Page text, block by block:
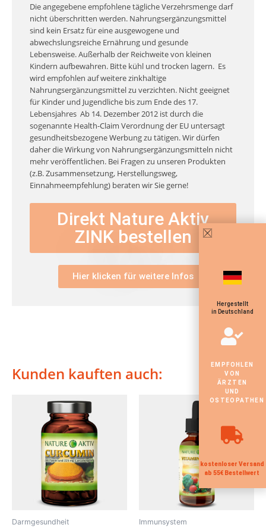
Die angegebene empfohlene tägliche Verzehrsmenge darf
nicht überschritten werden. Nahrungsergänzungsmittel
sind kein Ersatz für eine ausgewogene und
abwechslungsreiche Ernährung und gesunde
Lebensweise. Außerhalb der Reichweite von kleinen
Kindern aufbewahren. Bitte kühl und trocken lagern. Es
wird empfohlen auf weitere zinkhaltige
Nahrungsergänzungsmittel zu verzichten. Nicht geeignet
für Kinder und Jugendliche bis zum Ende des 17.
Lebensjahres Ab 14. Dezember 2012 ist durch die
sogenannte Health-Claim Verordnung der EU untersagt
gesundheitsbezogene Werbung zu tätigen. Wir dürfen
daher die Wirkung von Nahrungsergänzungsmitteln nicht
mehr veröffentlichen. Bei Fragen zu unseren Produkten
(z.B. Zusammensetzung, Herstellungsweg,
Einnahmeempfehlung) beraten wir Sie gerne!
Direkt Nature Aktiv
ZINK bestellen
Hier klicken für weitere Infos
Kunden kauften auch:
Darmgesundheit Immunsystem
Hergestellt
in Deutschland
EMPFOHLEN
VON
ÄRZTEN
UND
OSTEOPATHEN
kostenloser Versand
ab 55€ Bestellwert